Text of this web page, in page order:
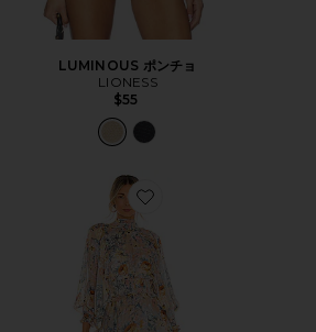
LUMINOUS ポンチョ
LIONESS
$55
Favorite ASTRID ドレス